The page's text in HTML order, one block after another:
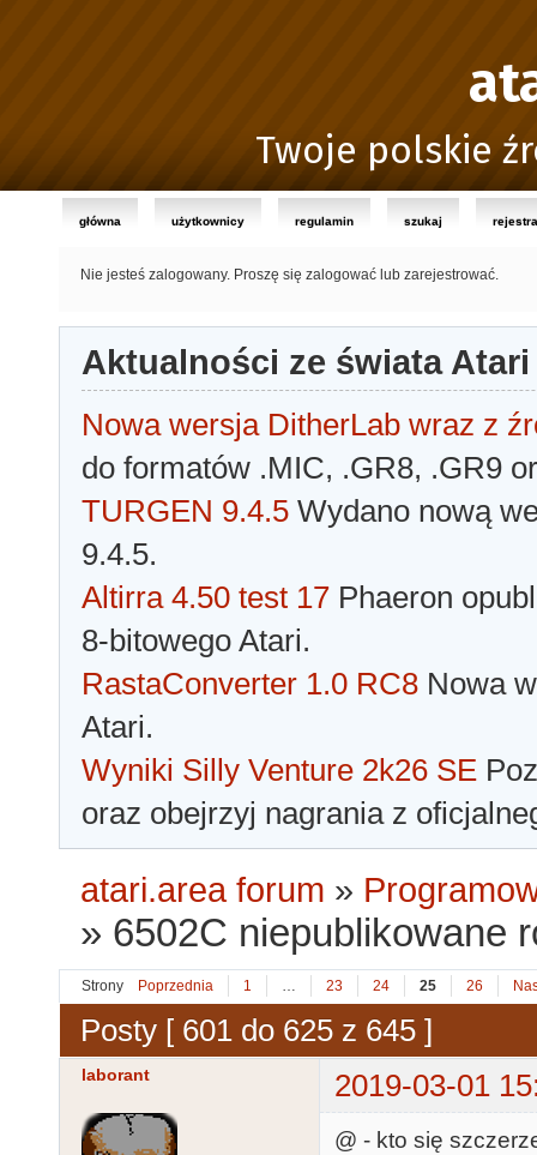
Twoje polskie
główna użytkownicy regulamin szukaj
Nie jesteś zalogowany. Proszę się zalogować lub zarejestrować.
Aktualności ze świata Atari
Nowa wersja DitherLab wraz z
do formatów .MIC, .GR8, .GR9
TURGEN 9.4.5 Wydano nową
9.4.5.
Altirra 4.50 test 17 Phaeron
8-bitowego Atari.
RastaConverter 1.0 RC8 Nowa
Atari.
Wyniki Silly Venture 2k26 SE
oraz obejrzyj nagrania z
atari.area forum »
» 6502C niepublikowane
Strony Poprzednia 1 … 23 24 25 26
Posty [ 601 do 625 z 645 ]
laborant 2019-03-01
@ - kto się